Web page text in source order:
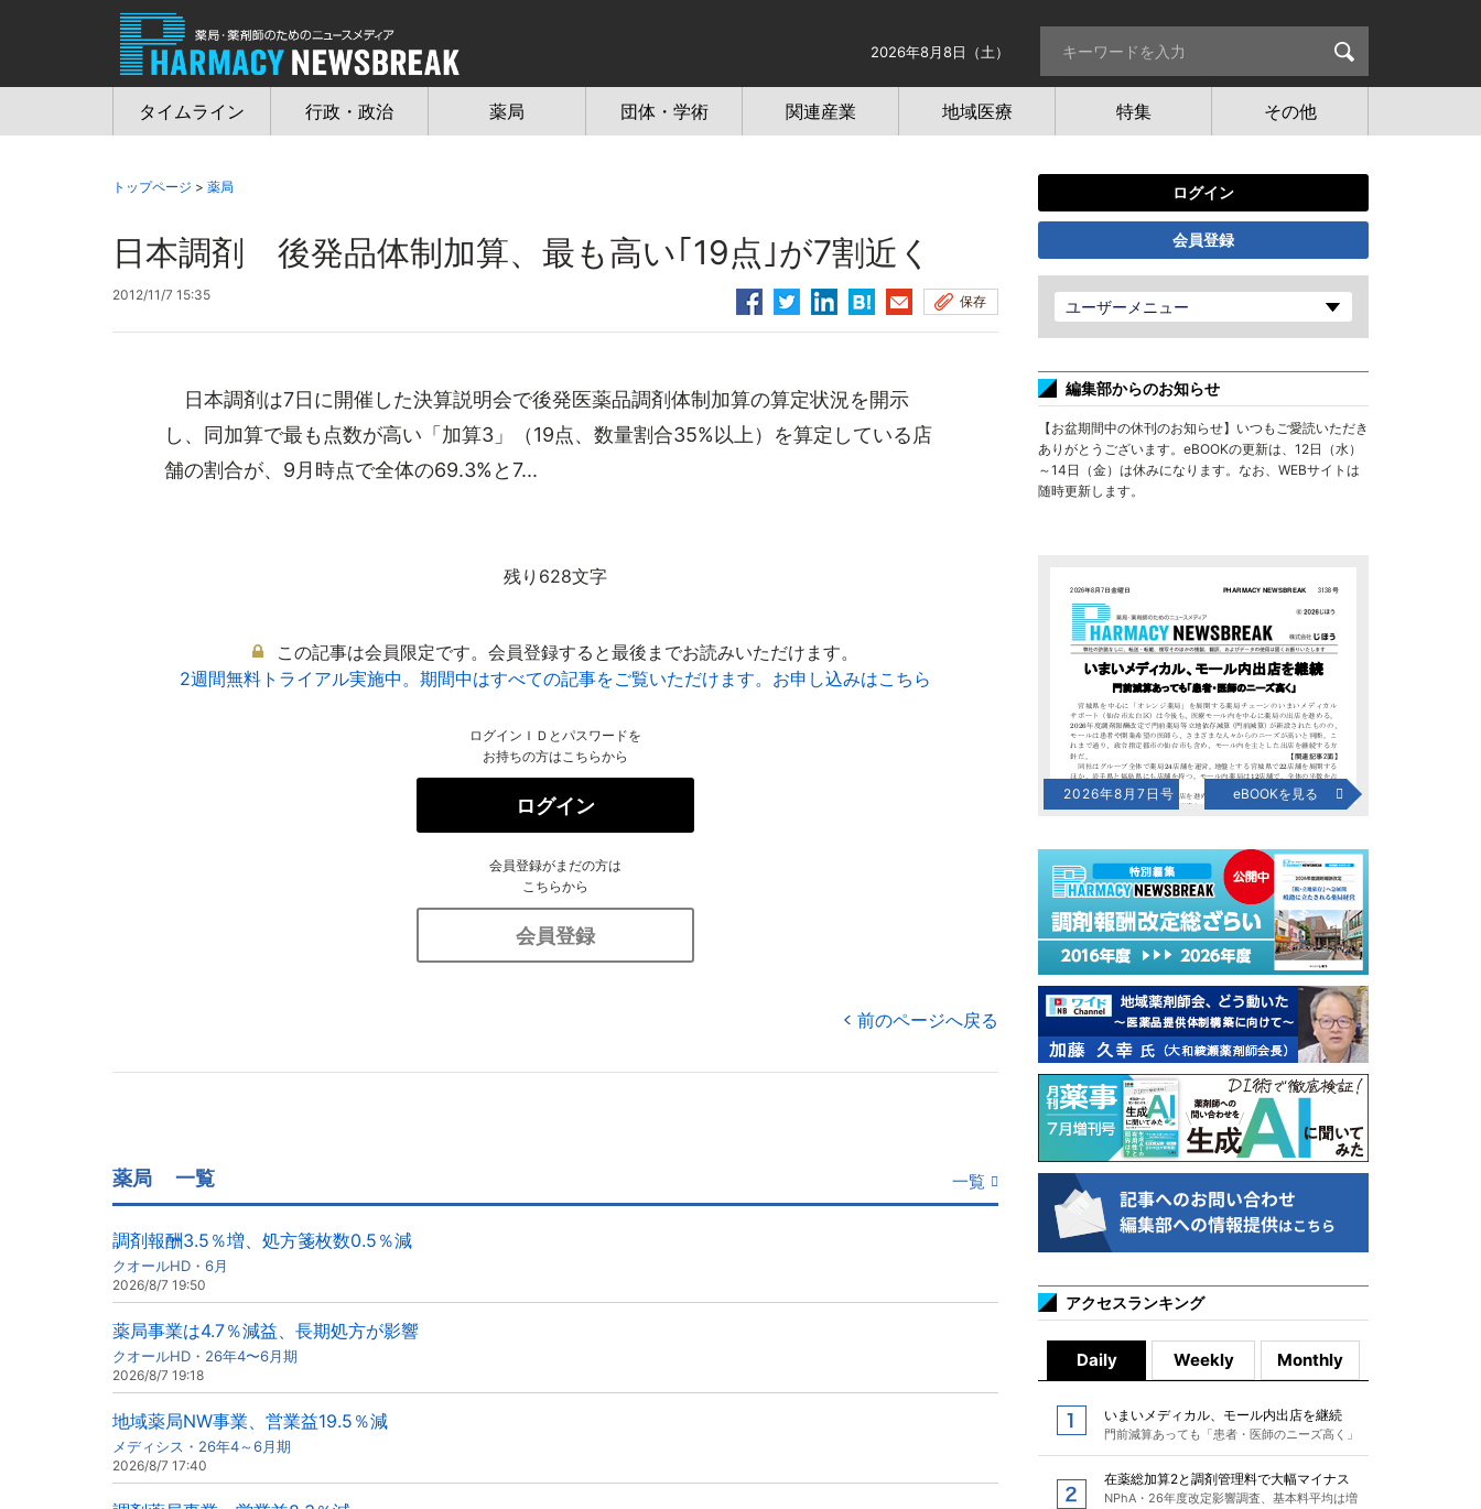
2026年8月8日（土）
タイムライン 行政・政治 薬局 団体・学術 関連産業 地域医療 特集 その他
トップページ > 薬局
日本調剤 後発品体制加算、最も高い｢19点｣が7割近く
2012/11/7 15:35 保存
日本調剤は7日に開催した決算説明会で後発医薬品調剤体制加算の算定状況を開示
し、同加算で最も点数が高い「加算3」（19点、数量割合35%以上）を算定している店
舗の割合が、9月時点で全体の69.3%と7...
残り628文字
この記事は会員限定です。会員登録すると最後までお読みいただけます。
2週間無料トライアル実施中。期間中はすべての記事をご覧いただけます。お申し込みはこちら
ログインＩＤとパスワードを
お持ちの方はこちらから
ログイン
会員登録がまだの方は
こちらから
会員登録
前のページへ戻る
薬局 一覧 一覧
調剤報酬3.5％増、処方箋枚数0.5％減
クオールHD・6月
2026/8/7 19:50
薬局事業は4.7％減益、長期処方が影響
クオールHD・26年4〜6月期
2026/8/7 19:18
地域薬局NW事業、営業益19.5％減
メディシス・26年4～6月期
2026/8/7 17:40
ログイン
会員登録
ユーザーメニュー
編集部からのお知らせ
【お盆期間中の休刊のお知らせ】いつもご愛読いただき
ありがとうございます。eBOOKの更新は、12日（水）
～14日（金）は休みになります。なお、WEBサイトは
随時更新します。
2026年8月7日号 eBOOKを見る
アクセスランキング
Daily Weekly Monthly
いまいメディカル、モール内出店を継続
門前減算あっても「患者・医師のニーズ高く」
在薬総加算2と調剤管理料で大幅マイナス
NPhA・26年度改定影響調査、基本料平均は増